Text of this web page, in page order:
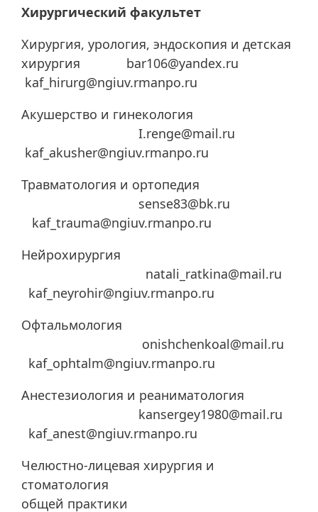
Хирургический факультет
Хирургия, урология, эндоскопия и детская
хирургия bar106@yandex.ru
kaf_hirurg@ngiuv.rmanpo.ru
Акушерство и гинекология
I.renge@mail.ru
kaf_akusher@ngiuv.rmanpo.ru
Травматология и ортопедия
sense83@bk.ru
kaf_trauma@ngiuv.rmanpo.ru
Нейрохирургия
natali_ratkina@mail.ru
kaf_neyrohir@ngiuv.rmanpo.ru
Офтальмология
onishchenkoal@mail.ru
kaf_ophtalm@ngiuv.rmanpo.ru
Анестезиология и реаниматология
kansergey1980@mail.ru
kaf_anest@ngiuv.rmanpo.ru
Челюстно-лицевая хирургия и
стоматология
общей практики